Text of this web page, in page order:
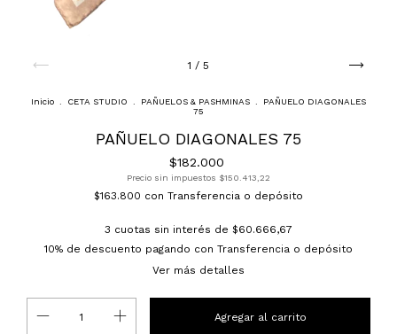
1 / 5
Inicio CETA STUDIO PAÑUELOS & PASHMINAS
PAÑUELO DIAGONALES
75
PAÑUELO DIAGONALES 75
$182.000
Precio sin impuestos $150.413,22
$163.800 con Transferencia o depósito
3 cuotas sin interés de $60.666,67
10% de descuento pagando con Transferencia o depósito
Ver más detalles